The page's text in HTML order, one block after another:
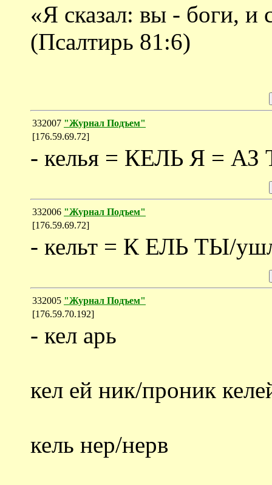
«Я сказал: вы - боги,
(Псалтирь 81:6)
332007 "Журнал Подъем"
[176.59.69.72]
- келья = КЕЛЬ Я = АЗ
332006 "Журнал Подъем"
[176.59.69.72]
- кельт = К ЕЛЬ ТЫ/
332005 "Журнал Подъем"
[176.59.70.192]
- кел арь
кел ей ник/проник
кель нер/нерв